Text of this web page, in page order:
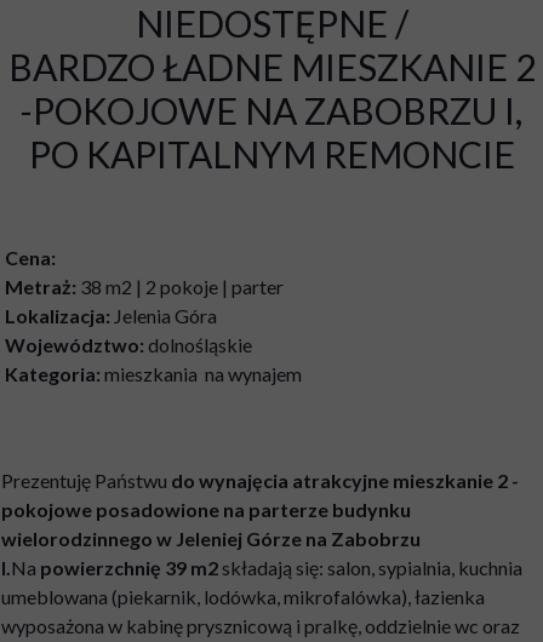
Prezentuję Państwu do wynajęcia atrakcyjne mieszkanie 2 -
pokojowe posadowione na parterze budynku
wielorodzinnego w Jeleniej Górze na Zabobrzu
I.Na powierzchnię 39 m2 składają się: salon, sypialnia, kuchnia
umeblowana (piekarnik, lodówka, mikrofalówka), łazienka
wyposażona w kabinę prysznicową i pralkę, oddzielnie wc oraz
Cena:
Metraż: 38 m2 | 2 pokoje | parter
Lokalizacja: Jelenia Góra
Województwo: dolnośląskie
Kategoria: mieszkania na wynajem
NIEDOSTĘPNE /
BARDZO ŁADNE MIESZKANIE 2
-POKOJOWE NA ZABOBRZU I,
PO KAPITALNYM REMONCIE